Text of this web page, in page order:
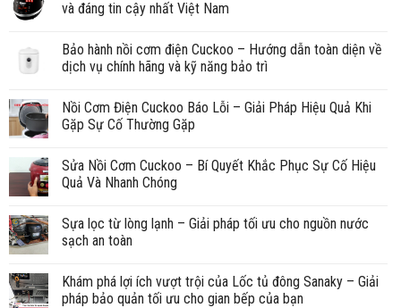
và đáng tin cậy nhất Việt Nam
Bảo hành nồi cơm điện Cuckoo – Hướng dẫn toàn diện về
dịch vụ chính hãng và kỹ năng bảo trì
Nồi Cơm Điện Cuckoo Báo Lỗi – Giải Pháp Hiệu Quả Khi
Gặp Sự Cố Thường Gặp
Sửa Nồi Cơm Cuckoo – Bí Quyết Khắc Phục Sự Cố Hiệu
Quả Và Nhanh Chóng
Sựa lọc từ lòng lạnh – Giải pháp tối ưu cho nguồn nước
sạch an toàn
Khám phá lợi ích vượt trội của Lốc tủ đông Sanaky – Giải
pháp bảo quản tối ưu cho gian bếp của bạn